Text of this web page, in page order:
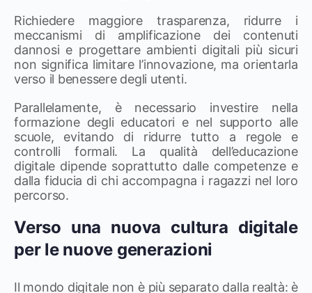
Richiedere maggiore trasparenza, ridurre i
meccanismi di amplificazione dei contenuti
dannosi e progettare ambienti digitali più sicuri
non significa limitare l’innovazione, ma orientarla
verso il benessere degli utenti.
Parallelamente, è necessario investire nella
formazione degli educatori e nel supporto alle
scuole, evitando di ridurre tutto a regole e
controlli formali. La qualità dell’educazione
digitale dipende soprattutto dalle competenze e
dalla fiducia di chi accompagna i ragazzi nel loro
percorso.
Verso una nuova cultura digitale
per le nuove generazioni
Il mondo digitale non è più separato dalla realtà: è